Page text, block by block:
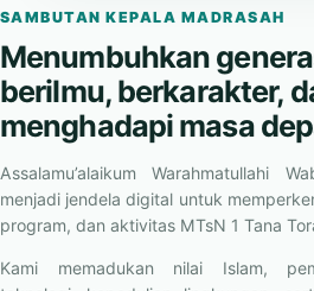
SAMBUTAN KEPALA MADRASAH
Menumbuhkan
berilmu, berkarakter,
menghadapi masa
Assalamu’alaikum Warahmatullahi
menjadi jendela digital untuk
program, dan aktivitas MTsN 1 Tana
Kami memadukan nilai Islam,